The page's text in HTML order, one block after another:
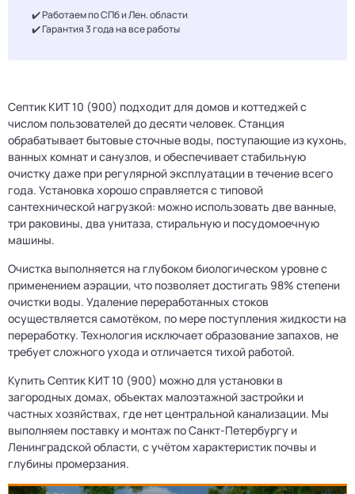
✔️ Работаем по СПб и Лен. области
✔️ Гарантия 3 года на все работы
Септик КИТ 10 (900) подходит для домов и коттеджей с
числом пользователей до десяти человек. Станция
обрабатывает бытовые сточные воды, поступающие из кухонь,
ванных комнат и санузлов, и обеспечивает стабильную
очистку даже при регулярной эксплуатации в течение всего
года. Установка хорошо справляется с типовой
сантехнической нагрузкой: можно использовать две ванные,
три раковины, два унитаза, стиральную и посудомоечную
машины.
Очистка выполняется на глубоком биологическом уровне с
применением аэрации, что позволяет достигать 98% степени
очистки воды. Удаление переработанных стоков
осуществляется самотёком, по мере поступления жидкости на
переработку. Технология исключает образование запахов, не
требует сложного ухода и отличается тихой работой.
Купить Септик КИТ 10 (900) можно для установки в
загородных домах, объектах малоэтажной застройки и
частных хозяйствах, где нет центральной канализации. Мы
выполняем поставку и монтаж по Санкт-Петербургу и
Ленинградской области, с учётом характеристик почвы и
глубины промерзания.